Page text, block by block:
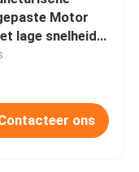
Motor
lage snelheid
het
ons
Elektrische Micro- Luchtvacuümpomp gelijkstroom/AC 12V - 220V voor Massager